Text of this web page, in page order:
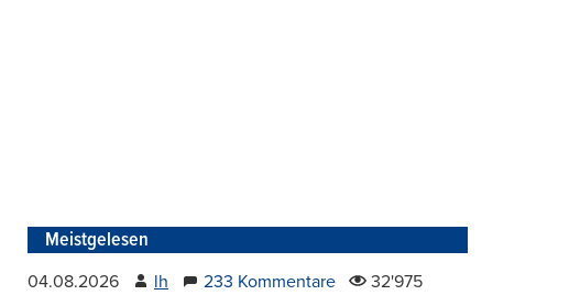
Meistgelesen
04.08.2026 lh 233 Kommentare 32'975